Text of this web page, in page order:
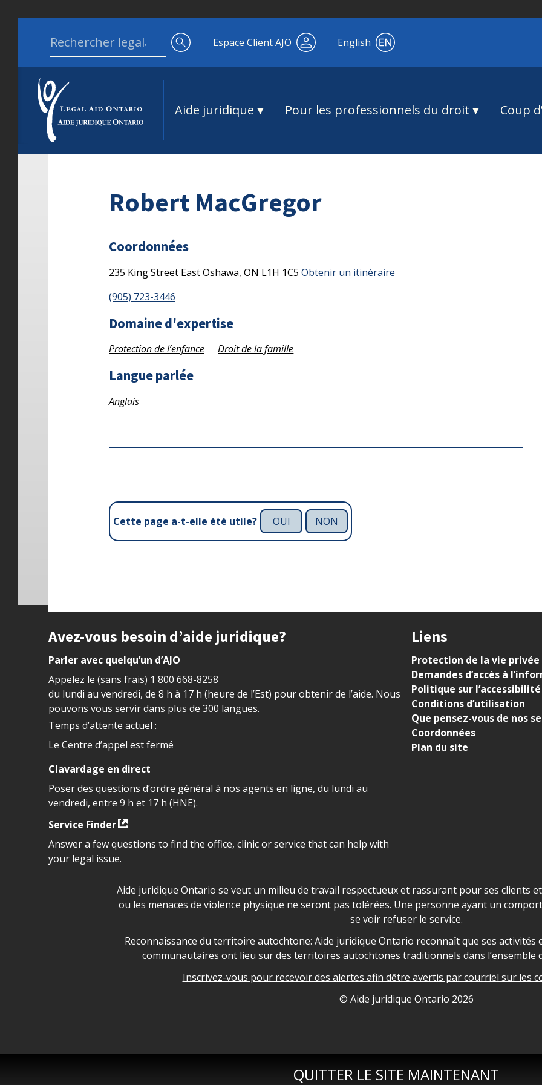
QUITTER LE SITE MAINTENANT
Search for:
Espace Client AJO English
Aide juridique Pour les professionnels du droit Coup
Robert MacGregor
Coordonnées
235 King Street EastOshawa, ON L1H 1C5 Obtenir un itinéraire
(905) 723-3446
Domaine d'expertise
Protection de l’enfance Droit de la famille
Langue parlée
Anglais
Cette page a-t-elle été utile? OUI NON
Site footer
Avez-vous besoin d’aide juridique?
Parler avec quelqu’un d’AJO
Appelez le (sans frais) 1 800 668-8258
du lundi au vendredi, de 8 h à 17 h (heure de l’Est) pour obtenir de l’aide. Nous
pouvons vous servir dans plus de 300 langues.
Temps d’attente actuel :
Le Centre d’appel est fermé
Clavardage en direct
Poser des questions d’ordre général à nos agents en ligne, du lundi au
vendredi, entre 9 h et 17 h (HNE).
Service Finder
Answer a few questions to find the office, clinic or service that can help with
your legal issue.
Liens
Protection de la vie privée
Demandes d’accès à
Politique sur l’accessibilité
Conditions d’utilisation
Que pensez-vous de nos
Coordonnées
Plan du site
Déclaration sur la sécurité dans les locaux d'AJO.
Aide juridique Ontario se veut un milieu de travail respectueux et rassurant pour ses clients
ou les menaces de violence physique ne seront pas tolérées. Une personne ayant un
se voir refuser le service.
Legal Aid Ontario land acknowledgement
Reconnaissance du territoire autochtone: Aide juridique Ontario reconnaît que ses activités
communautaires ont lieu sur des territoires autochtones traditionnels dans l’ensemble
Inscrivez-vous pour recevoir des alertes afin dêtre avertis par courriel sur les
© Aide juridique Ontario 2026